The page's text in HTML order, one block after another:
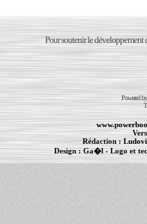
Pour soutenir le développement
Powered
Rédaction :
Design :Ga�l- Logo et
Informations :